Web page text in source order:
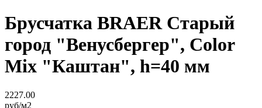
Брусчатка BRAER Старый
город "Венусбергер", Color
Mix "Каштан", h=40 мм
2227.00
руб/м2